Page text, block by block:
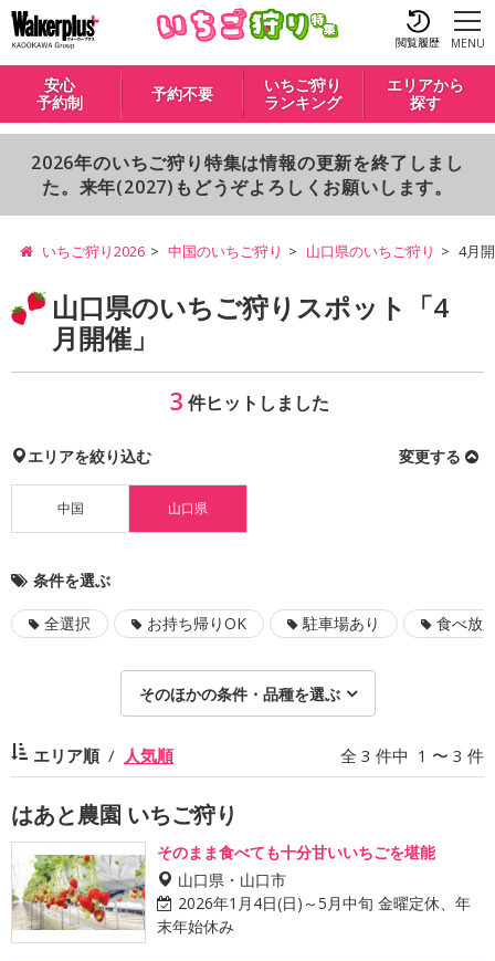
閲覧履歴 MENU
安心
予約制
予約不要
いちご狩り
ランキング
エリアから
探す
2026年のいちご狩り特集は情報の更新を終了しまし
た。来年(2027)もどうぞよろしくお願いします。
いちご狩り2026 中国のいちご狩り 山口県のいちご狩り 4月
山口県のいちご狩りスポット「4
月開催」
3 件ヒットしました
エリアを絞り込む 変更する
中国 山口県
条件を選ぶ
全選択 お持ち帰りOK 駐車場あり 食べ放
そのほかの条件・品種を選ぶ
エリア順 人気順 全 3 件中 1 〜 3 件
はあと農園 いちご狩り
そのまま食べても十分甘いいちごを堪能
山口県・山口市
2026年1月4日(日)～5月中旬 金曜定休、年
末年始休み